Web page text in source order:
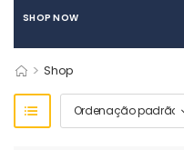
SHOP NOW
> Shop